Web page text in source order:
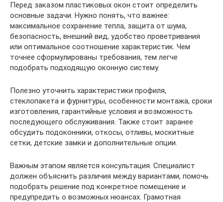
Перед заказом пластиковых окон стоит определить
основные задачи. Нужно понять, что важнее:
максимальное сохранение тепла, защита от шума,
безопасность, внешний вид, удобство проветривания
или оптимальное соотношение характеристик. Чем
точнее сформулированы требования, тем легче
подобрать подходящую оконную систему.
Полезно уточнить характеристики профиля,
стеклопакета и фурнитуры, особенности монтажа, сроки
изготовления, гарантийные условия и возможность
последующего обслуживания. Также стоит заранее
обсудить подоконники, откосы, отливы, москитные
сетки, детские замки и дополнительные опции.
Важным этапом является консультация. Специалист
должен объяснить различия между вариантами, помочь
подобрать решение под конкретное помещение и
предупредить о возможных нюансах. Грамотная